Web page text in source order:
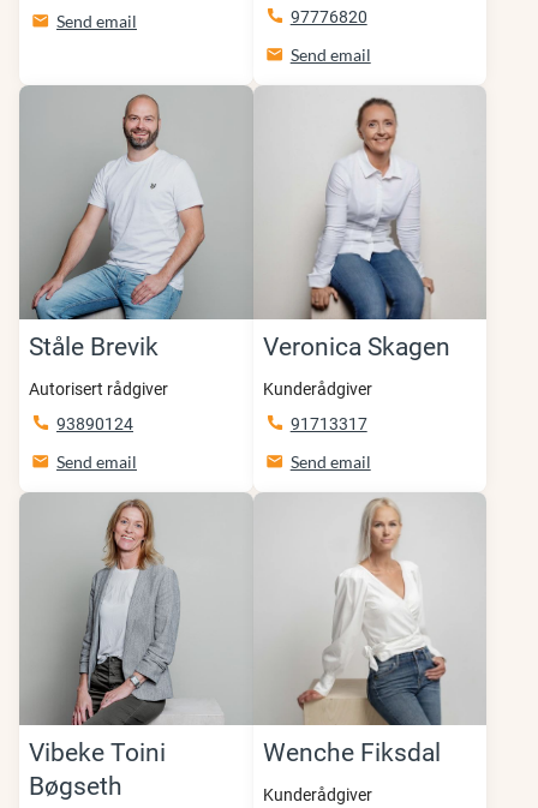
Send email
97776820
Send email
Ståle Brevik
Autorisert rådgiver
93890124
Send email
Veronica Skagen
Kunderådgiver
91713317
Send email
Vibeke Toini
Bøgseth
Wenche Fiksdal
Kunderådgiver